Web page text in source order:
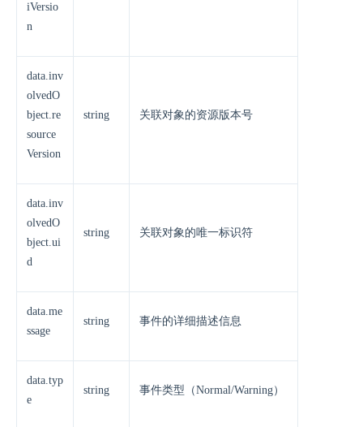
iVersio
n
data.inv
olvedO
bject.re
source
Version
string 关联对象的资源版本号
data.inv
olvedO
bject.ui
d
string 关联对象的唯一标识符
data.me
ssage
string 事件的详细描述信息
data.typ
e
string 事件类型（Normal/Warning）